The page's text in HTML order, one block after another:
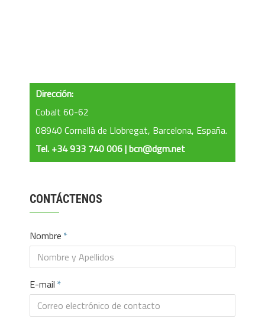
Dirección:
Cobalt 60-62
08940 Cornellà de Llobregat, Barcelona, España.
Tel. +34 933 740 006 | bcn@dgm.net
CONTÁCTENOS
Nombre
E-mail